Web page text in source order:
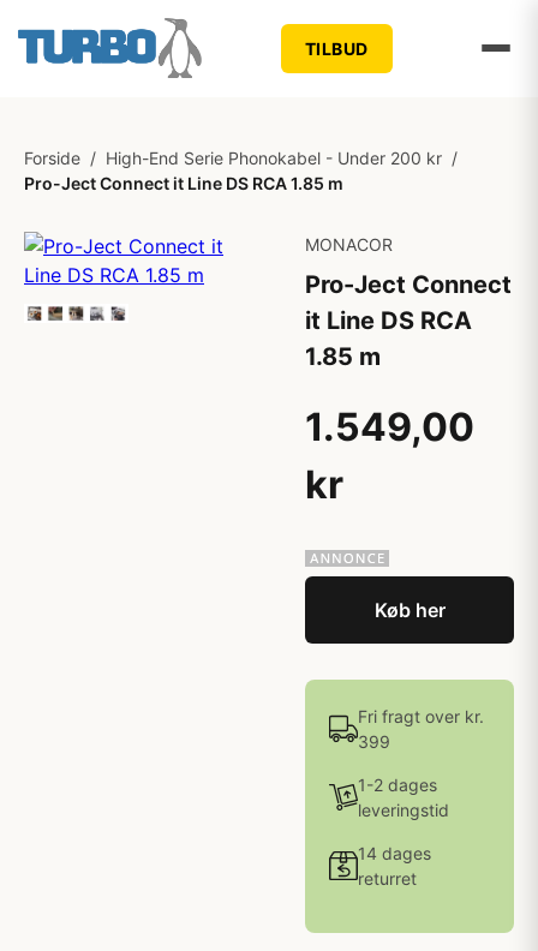
TILBUD
Forside / High-End Serie Phonokabel - Under 200 kr /
Pro-Ject Connect it Line DS RCA 1.85 m
MONACOR
Pro-Ject Connect
it Line DS RCA
1.85 m
1.549,00
kr
Køb her
Fri fragt over kr.
399
1-2 dages
leveringstid
14 dages
returret